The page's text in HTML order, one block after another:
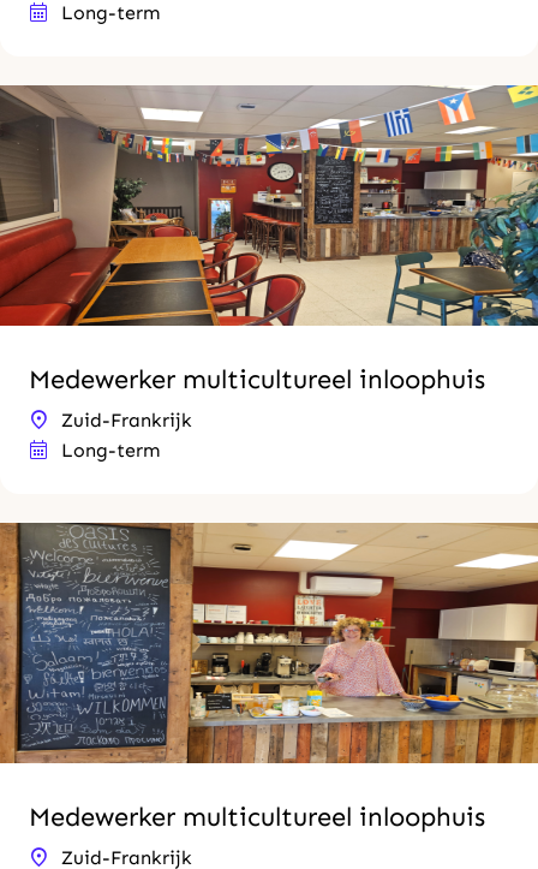
Long-term
Medewerker multicultureel inloophuis
Zuid-Frankrijk
Long-term
Medewerker multicultureel inloophuis
Zuid-Frankrijk